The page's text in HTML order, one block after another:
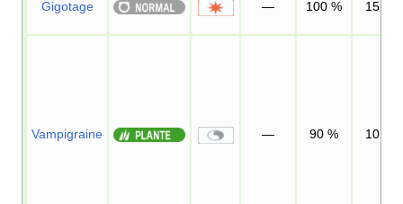
Gigotage — 100 % 15
Vampigraine — 90 % 10